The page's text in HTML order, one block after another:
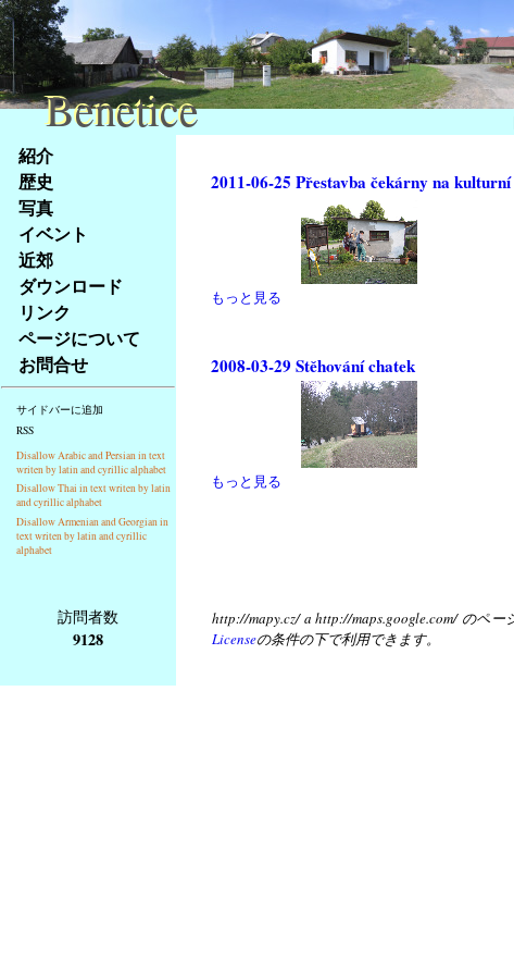
Na
obsah
stránky
Klávesové
zkratky
tomto
webu
základní
Hlavní
strana
紹介
歴史
写真
イベント
近郊
ダウンロード
リンク
ページについて
お問合せ
サイドバーに追加
RSS
Disallow Arabic and Persian in text
writen by latin and cyrillic alphabet
Disallow Thai in text writen by latin
and cyrillic alphabet
Disallow Armenian and Georgian in
text writen by latin and cyrillic
alphabet
2011-06-25 Přestavba čekárny na
もっと見る
2008-03-29 Stěhování chatek
もっと見る
訪問者数
9128
http://mapy.cz/ a http://maps.google.com/ の
Licenseの条件の下で利用できます。
Benetice
Benetice